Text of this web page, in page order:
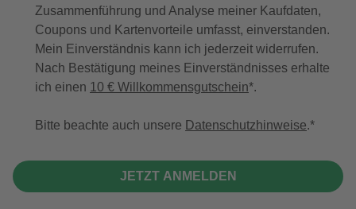
Zusammenführung und Analyse meiner Kaufdaten,
Coupons und Kartenvorteile umfasst, einverstanden.
Mein Einverständnis kann ich jederzeit widerrufen.
Nach Bestätigung meines Einverständnisses erhalte
ich einen 10 € Willkommensgutschein*.
Bitte beachte auch unsere Datenschutzhinweise.
JETZT ANMELDEN